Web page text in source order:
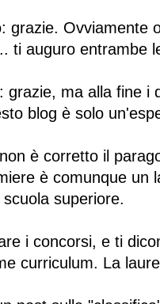
grazie. Ovviamente
ti auguro entrambe
grazie, ma alla fine i
blog è solo
è corretto il
è comunque un
superiore.
i concorsi, e ti
curriculum. La